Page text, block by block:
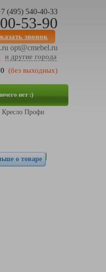
(495) 540-40-33
53-90
звонок
opt@cmebel.ru
и другие города
(без выходных)
нет :)
Кресло Профи
о товаре